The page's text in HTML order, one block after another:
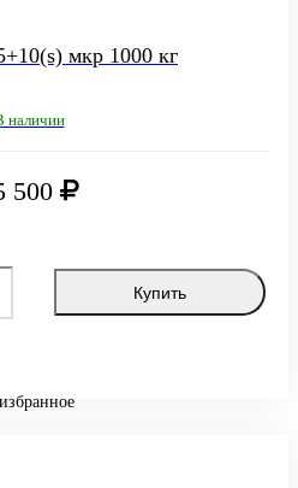
мкр 1000 кг
наличии
500
Купить